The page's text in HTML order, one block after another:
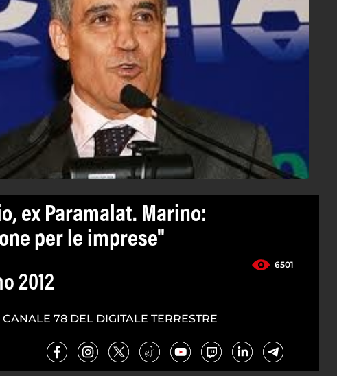
ex Paramalat. Marino:
per le imprese"
6501
2012
78 DEL DIGITALE TERRESTRE